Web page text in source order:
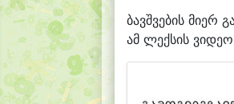
ბავშვების მიერ
ამ ლექსის